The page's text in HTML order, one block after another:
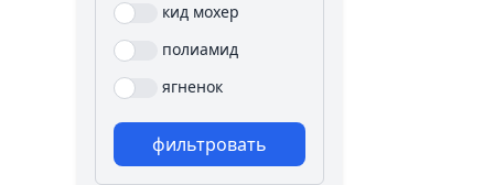
кид мохер
полиамид
ягненок
фильтровать